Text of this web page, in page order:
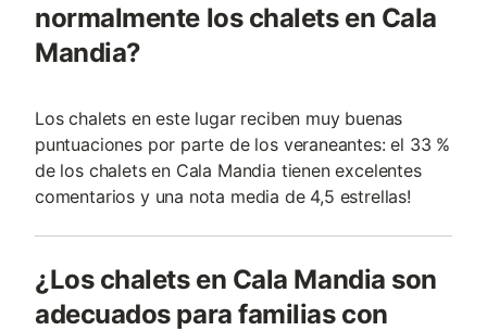
normalmente los chalets en Cala
Mandia?
Los chalets en este lugar reciben muy buenas
puntuaciones por parte de los veraneantes: el 33 %
de los chalets en Cala Mandia tienen excelentes
comentarios y una nota media de 4,5 estrellas!
¿Los chalets en Cala Mandia son
adecuados para familias con